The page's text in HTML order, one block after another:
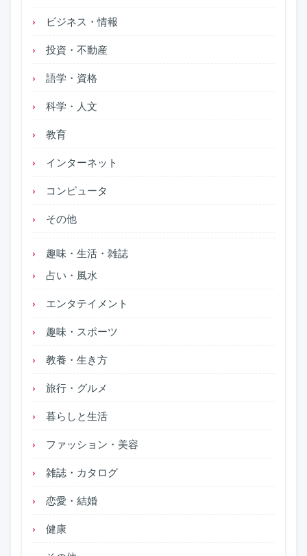
ビジネス・情報
投資・不動産
語学・資格
科学・人文
教育
インターネット
コンピュータ
その他
趣味・生活・雑誌
占い・風水
エンタテイメント
趣味・スポーツ
教養・生き方
旅行・グルメ
暮らしと生活
ファッション・美容
雑誌・カタログ
恋愛・結婚
健康